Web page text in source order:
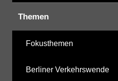
Themen
Fokusthemen
Berliner Verkehrswende